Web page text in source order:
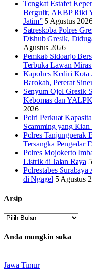
Tongkat Estafet
Bergulir, AKBP Riki
Jatim” 5 Agustus 2026
Satreskoba Polres
Dishub Gresik,
Agustus 2026
Pemkab Sidoarjo
Terbuka Lawan
Kapolres Kediri Kota
Barokah, Pererat
Senyum Ojol Gresik
Kebomas dan
2026
Polri Perkuat
Scamming yang
Polres Tanjungperak
Tersangka Pengedar
Polres Mojokerto
Listrik di Jalan Raya
Polrestabes
di Ngagel 5 Agustus
Arsip
Arsip
Anda mungkin suka
Jawa Timur